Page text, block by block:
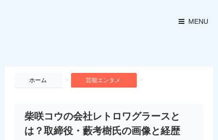
MENU
ホーム > 芸能エンタメ >
柴咲コウの会社レトロワグラースと
は？取締役・藪考樹氏の画像と経歴